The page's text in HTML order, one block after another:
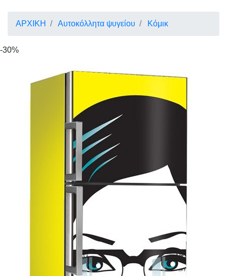
ΑΡΧΙΚΗ Αυτοκόλλητα ψυγείου Κόμικ
-30%